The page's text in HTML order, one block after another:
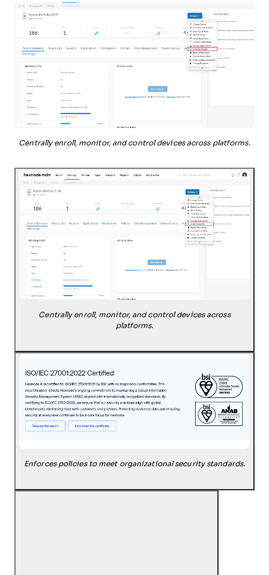
Centrally enroll, monitor, and control devices across platforms.
Centrally enroll, monitor, and control devices across
platforms.
Enforces policies to meet organizational security standards.